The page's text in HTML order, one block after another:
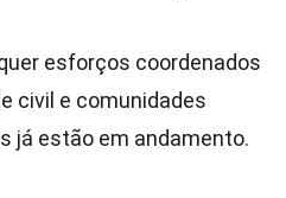
esforços coordenados
civil e comunidades
já estão em andamento.